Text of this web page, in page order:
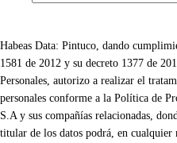
Habeas Data: Pintuco, dando
1581 de 2012 y su decreto 1377 de
Personales, autorizo a realizar el
personales conforme a la Política de
S.A y sus compañías relacionadas,
titular de los datos podrá, en cualquier